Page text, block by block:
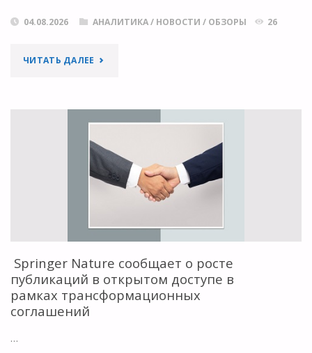
04.08.2026 АНАЛИТИКА/ НОВОСТИ / ОБЗОРЫ 26
ЧИТАТЬ ДАЛЕЕ "ГРАЖДАНСКАЯ
НОВОГО?"
Springer Nature сообщает о росте
публикаций в открытом доступе в
рамках трансформационных
соглашений
…